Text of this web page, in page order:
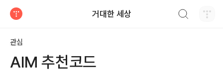
거대한 세상
관심
AIM 추천코드